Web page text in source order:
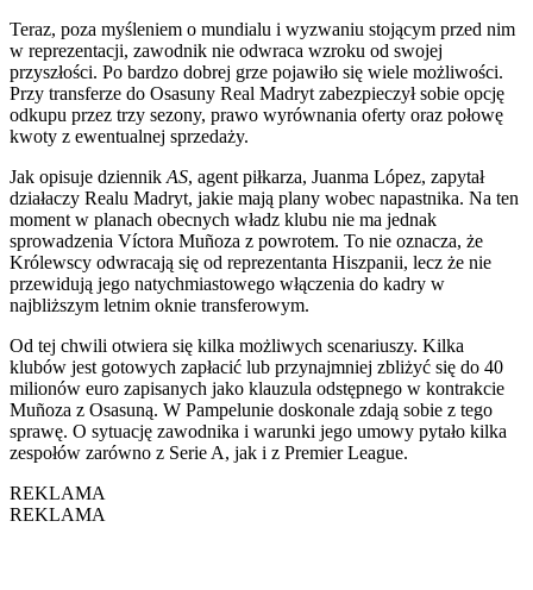
Teraz, poza myśleniem o mundialu i wyzwaniu stojącym przed nim
w reprezentacji, zawodnik nie odwraca wzroku od swojej
przyszłości. Po bardzo dobrej grze pojawiło się wiele możliwości.
Przy transferze do Osasuny Real Madryt zabezpieczył sobie opcję
odkupu przez trzy sezony, prawo wyrównania oferty oraz połowę
kwoty z ewentualnej sprzedaży.
Jak opisuje dziennik AS, agent piłkarza, Juanma López, zapytał
działaczy Realu Madryt, jakie mają plany wobec napastnika. Na ten
moment w planach obecnych władz klubu nie ma jednak
sprowadzenia Víctora Muñoza z powrotem. To nie oznacza, że
Królewscy odwracają się od reprezentanta Hiszpanii, lecz że nie
przewidują jego natychmiastowego włączenia do kadry w
najbliższym letnim oknie transferowym.
Od tej chwili otwiera się kilka możliwych scenariuszy. Kilka
klubów jest gotowych zapłacić lub przynajmniej zbliżyć się do 40
milionów euro zapisanych jako klauzula odstępnego w kontrakcie
Muñoza z Osasuną. W Pampelunie doskonale zdają sobie z tego
sprawę. O sytuację zawodnika i warunki jego umowy pytało kilka
zespołów zarówno z Serie A, jak i z Premier League.
REKLAMA
REKLAMA